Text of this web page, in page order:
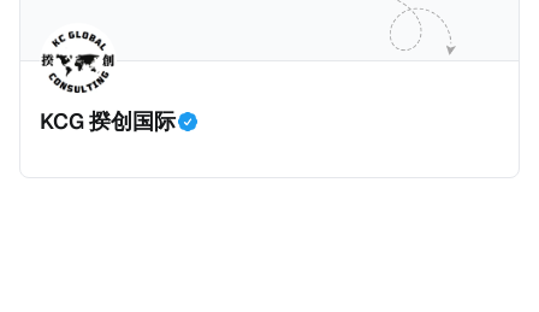
缺口。 根据非营利组织纽约市社区中心汇编的数据，
2025年上半年纽约市近1.8万笔交易中，全款交易占了
60%以上。报告发现，在曼哈顿，2025年1月至6月期
间，超过300万美元的房产交易中，90%都是全款交易
KCG 揆创国际